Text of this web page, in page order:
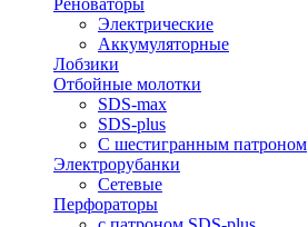
Реноваторы
Электрические
Аккумуляторные
Лобзики
Отбойные молотки
SDS-max
SDS-plus
С шестигранным патроном
Электрорубанки
Сетевые
Перфораторы